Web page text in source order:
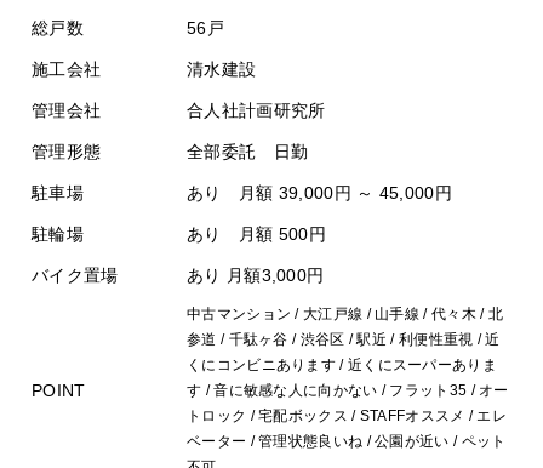
総戸数 56戸
施工会社 清水建設
管理会社 合人社計画研究所
管理形態 全部委託 日勤
駐車場 あり 月額 39,000円 ～ 45,000円
駐輪場 あり 月額 500円
バイク置場 あり 月額3,000円
POINT
中古マンション / 大江戸線 / 山手線 / 代々木 / 北
参道 / 千駄ヶ谷 / 渋谷区 / 駅近 / 利便性重視 / 近
くにコンビニあります / 近くにスーパーありま
す / 音に敏感な人に向かない / フラット35 / オー
トロック / 宅配ボックス / STAFFオススメ / エレ
ベーター / 管理状態良いね / 公園が近い / ペット